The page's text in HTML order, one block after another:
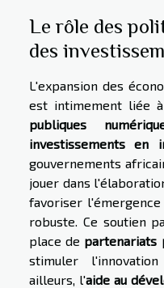
Le rôle des
des
L'expansion des
est intimement liée
publiques
investissements en
gouvernements
jouer dans
favoriser
robuste. Ce soutien
place de partenariats
stimuler
ailleurs, l'aide au